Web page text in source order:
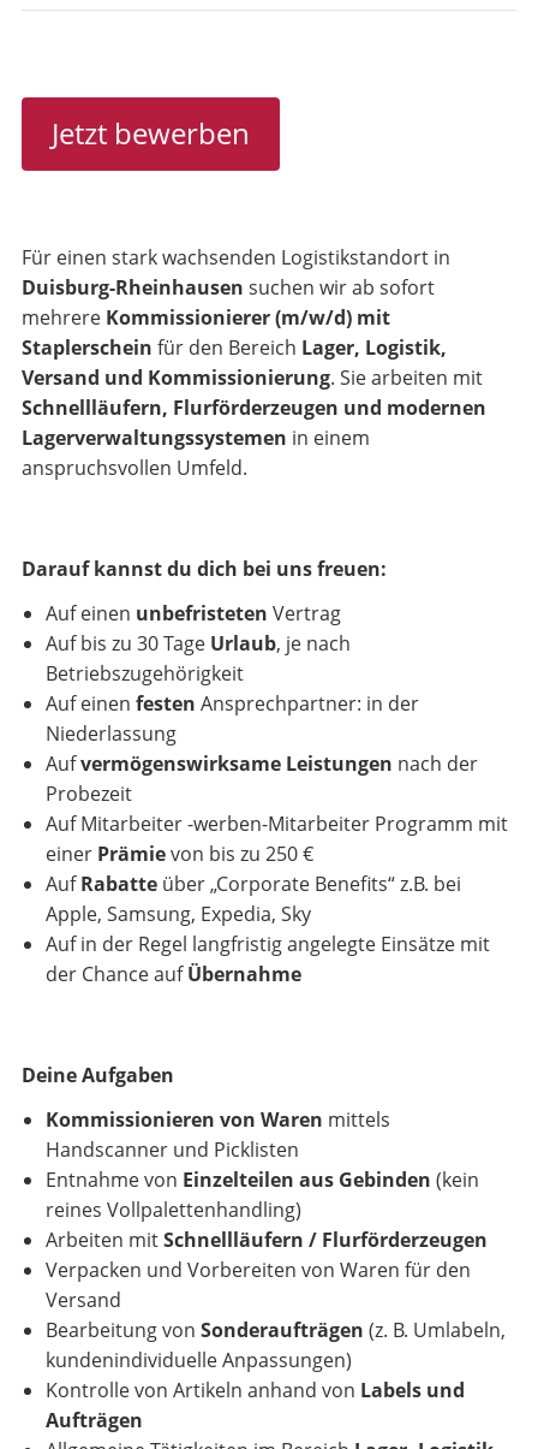
Jetzt bewerben
Für einen stark wachsenden Logistikstandort in
Duisburg-Rheinhausen suchen wir ab sofort
mehrere Kommissionierer (m/w/d) mit
Staplerschein für den Bereich Lager, Logistik,
Versand und Kommissionierung. Sie arbeiten mit
Schnellläufern, Flurförderzeugen und modernen
Lagerverwaltungssystemen in einem
anspruchsvollen Umfeld.
Darauf kannst du dich bei uns freuen:
Auf einen unbefristeten Vertrag
Auf bis zu 30 Tage Urlaub, je nach
Betriebszugehörigkeit
Auf einen festen Ansprechpartner: in der
Niederlassung
Aufvermögenswirksame Leistungen nach der
Probezeit
Auf Mitarbeiter -werben-Mitarbeiter Programm mit
einer Prämievon bis zu 250 €
AufRabatte über „Corporate Benefits“ z.B. bei
Apple, Samsung, Expedia, Sky
Auf in der Regel langfristig angelegte Einsätze mit
der Chance aufÜbernahme
Deine Aufgaben
Kommissionieren von Waren mittels
Handscanner und Picklisten
Entnahme von Einzelteilen aus Gebinden (kein
reines Vollpalettenhandling)
Arbeiten mitSchnellläufern / Flurförderzeugen
Verpacken und Vorbereiten von Waren für den
Versand
Bearbeitung von Sonderaufträgen (z. B. Umlabeln,
kundenindividuelle Anpassungen)
Kontrolle von Artikeln anhand von Labels und
Aufträgen